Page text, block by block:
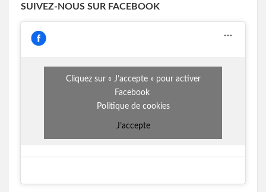
SUIVEZ-NOUS SUR FACEBOOK
Cliquez sur « J’accepte » pour activer
Facebook
Politique de cookies
J’accepte